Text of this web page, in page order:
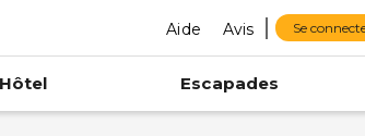
Aide Avis Se
Escapades